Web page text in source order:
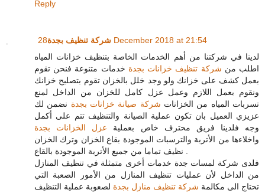
Reply
شركة تنظيف بجدة 28 December 2018 at 21:54
لدينا في شركتنا من أهم الخدمات الخاصة بتنظيف خزانات المياه
اطلب من شركة تنظيف خزانات بجدة خدمات متنوعة فنحن تقوم
بعمل كشف على خزانك ولو وجد خلل بالخزان تقوم بتصليح خزانك
ونقوم بعمل اللازم وعمل عزل كامل للخزان من الداخل لمنع
تسربات المياه من الخزانات شركة صيانة خزانات بجدة نضمن لك
عزيزي العميل بان تكون عملية الصيانة والتنظيف تتم على أكمل
وجه فلدينا فريق محترف خاص بعملية عزل الخزانات بجدة
واخلاءها من الأتربة والترسبات الموجودة بقاع الخزان وترك الخزان
فلدى شركة لمسات جدة خدمات أخرى متمثلة في تنظيف المنازل
من الداخل لأن عمليات تنظيف المنازل من الأمور الصعبة التي
تحتاج الى مكالمة شركة تنظيف منازل بجدة لصعوبة عملية التنظيف